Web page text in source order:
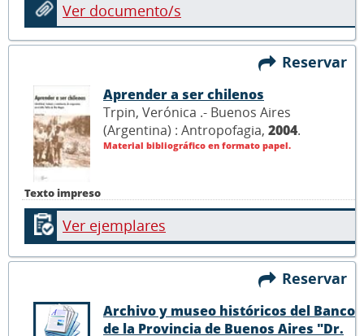
Ver documento/s
Reservar
Texto impreso
Aprender a ser chilenos
Trpin, Verónica .- Buenos Aires
(Argentina) : Antropofagia, 2004.
Material bibliográfico en formato papel.
Ver ejemplares
Reservar
Archivo y museo históricos del Banco
de la Provincia de Buenos Aires "Dr.